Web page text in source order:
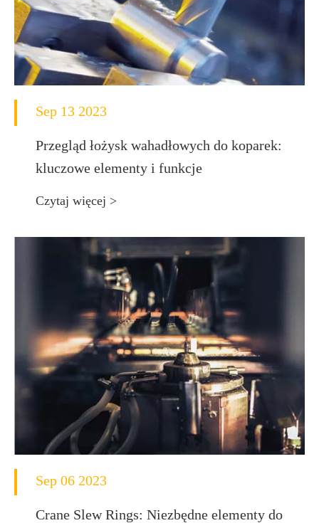
Sep 13 2023
Przegląd łożysk wahadłowych do koparek:
kluczowe elementy i funkcje
Czytaj więcej >
Sep 06 2023
Crane Slew Rings: Niezbędne elementy do